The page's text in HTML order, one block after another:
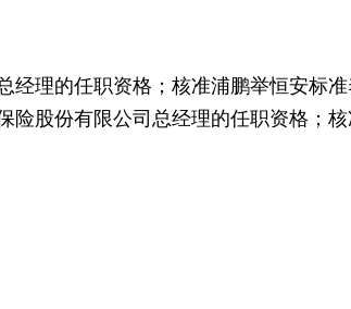
理的任职资格；核准浦鹏举恒安标
股份有限公司总经理的任职资格；